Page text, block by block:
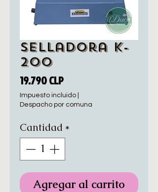
Selladora K-
200
19.790 CLPPrecio
Impuesto incluido
Despacho por comuna
Cantidad *
Agregar al carrito